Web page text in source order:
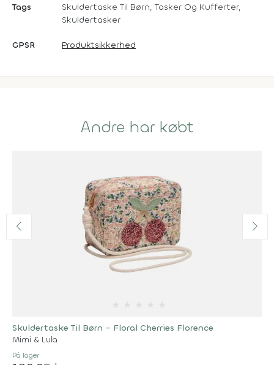
Tags
Skuldertaske Til Børn, Tasker Og Kufferter,
Skuldertasker
GPSR Produktsikkerhed
Andre har købt
Skuldertaske Til Børn - Floral Cherries Florence
Mimi & Lula
På lager